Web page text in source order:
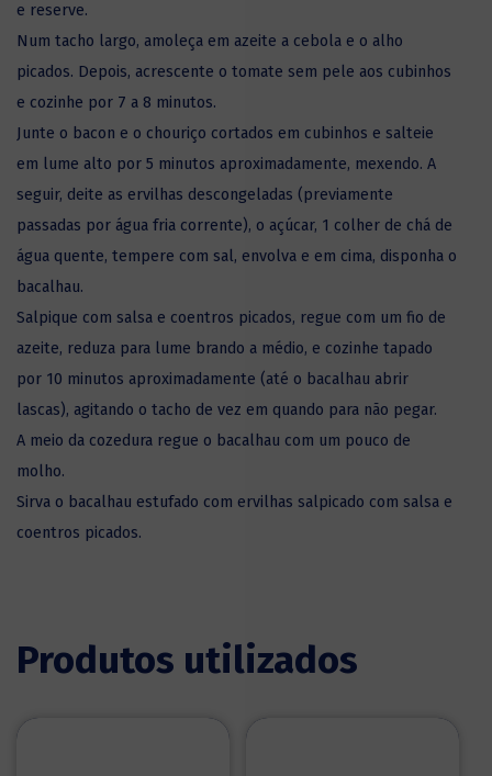
e reserve.
Num tacho largo, amoleça em azeite a cebola e o alho
picados. Depois, acrescente o tomate sem pele aos cubinhos
e cozinhe por 7 a 8 minutos.
Junte o bacon e o chouriço cortados em cubinhos e salteie
em lume alto por 5 minutos aproximadamente, mexendo. A
seguir, deite as ervilhas descongeladas (previamente
passadas por água fria corrente), o açúcar, 1 colher de chá de
água quente, tempere com sal, envolva e em cima, disponha o
bacalhau.
Salpique com salsa e coentros picados, regue com um fio de
azeite, reduza para lume brando a médio, e cozinhe tapado
por 10 minutos aproximadamente (até o bacalhau abrir
lascas), agitando o tacho de vez em quando para não pegar.
A meio da cozedura regue o bacalhau com um pouco de
molho.
Sirva o bacalhau estufado com ervilhas salpicado com salsa e
coentros picados.
Produtos utilizados